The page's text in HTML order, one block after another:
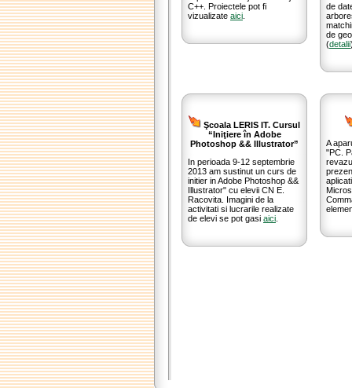
C++ . Proiectele pot fi
vizualizate aici
de
de
(detalii
Şcoala LERIS IT. Cursul
“Iniţiere în Adobe
Photoshop && Illustrator”
In perioada 9-12 septembrie
2013 am sustinut un curs de
initier in Adobe Photoshop &&
Illustrator" cu elevii CN E.
Racovita. Imagini de la
activitati si lucrarile realizate
de elevi se pot gasi aici
A
"PC.